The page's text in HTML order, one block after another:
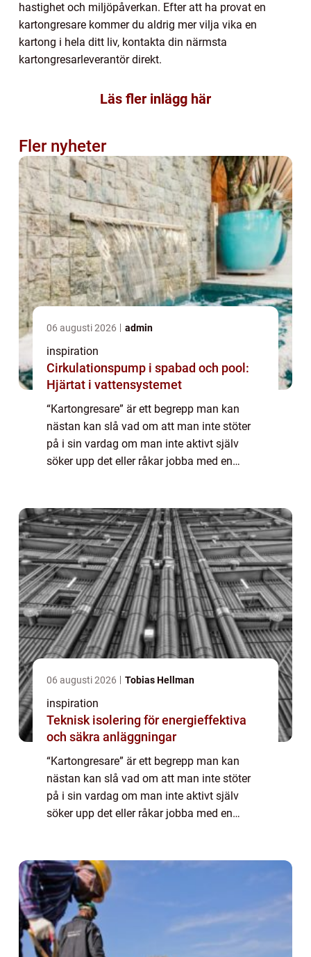
hastighet och miljöpåverkan. Efter att ha provat en
kartongresare kommer du aldrig mer vilja vika en
kartong i hela ditt liv, kontakta din närmsta
kartongresarleverantör direkt.
Läs fler inlägg här
Fler nyheter
06 augusti 2026 admin
inspiration
Cirkulationspump i spabad och pool:
Hjärtat i vattensystemet
“Kartongresare” är ett begrepp man kan
nästan kan slå vad om att man inte stöter
på i sin vardag om man inte aktivt själv
söker upp det eller råkar jobba med en
06 augusti 2026 Tobias Hellman
inspiration
Teknisk isolering för energieffektiva
och säkra anläggningar
“Kartongresare” är ett begrepp man kan
nästan kan slå vad om att man inte stöter
på i sin vardag om man inte aktivt själv
söker upp det eller råkar jobba med en